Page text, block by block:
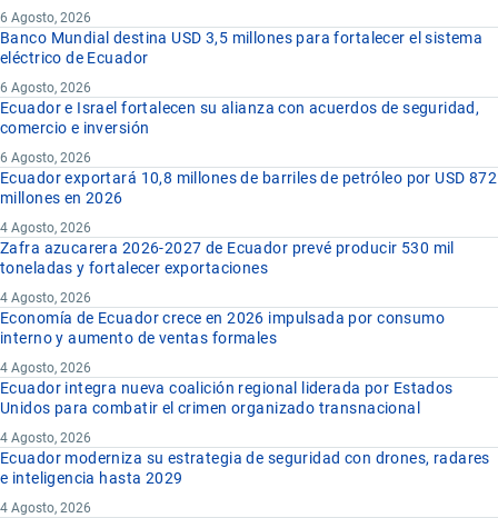
6 Agosto, 2026
Banco Mundial destina USD 3,5 millones para fortalecer el sistema
eléctrico de Ecuador
6 Agosto, 2026
Ecuador e Israel fortalecen su alianza con acuerdos de seguridad,
comercio e inversión
6 Agosto, 2026
Ecuador exportará 10,8 millones de barriles de petróleo por USD 872
millones en 2026
4 Agosto, 2026
Zafra azucarera 2026-2027 de Ecuador prevé producir 530 mil
toneladas y fortalecer exportaciones
4 Agosto, 2026
Economía de Ecuador crece en 2026 impulsada por consumo
interno y aumento de ventas formales
4 Agosto, 2026
Ecuador integra nueva coalición regional liderada por Estados
Unidos para combatir el crimen organizado transnacional
4 Agosto, 2026
Ecuador moderniza su estrategia de seguridad con drones, radares
e inteligencia hasta 2029
4 Agosto, 2026